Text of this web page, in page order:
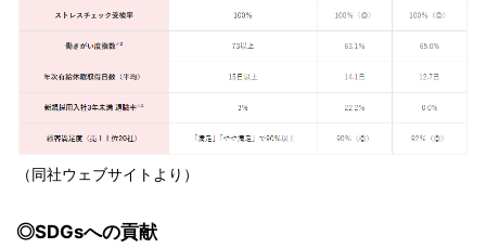
（同社ウェブサイトより）
◎SDGsへの貢献